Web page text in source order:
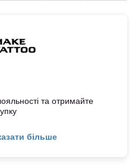
та отримайте
більше